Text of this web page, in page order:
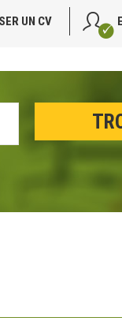
UN CV